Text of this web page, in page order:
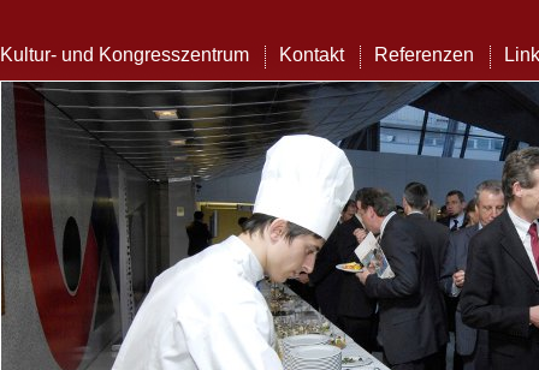
Kultur- und Kongresszentrum Kontakt Referenzen